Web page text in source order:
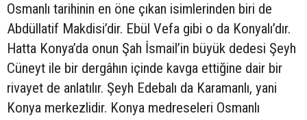
Osmanlı tarihinin en öne çıkan isimlerinden biri de
Abdüllatif Makdisi’dir. Ebül Vefa gibi o da Konyalı’dır.
Hatta Konya’da onun Şah İsmail’in büyük dedesi Şeyh
Cüneyt ile bir dergâhın içinde kavga ettiğine dair bir
rivayet de anlatılır. Şeyh Edebalı da Karamanlı, yani
Konya merkezlidir. Konya medreseleri Osmanlı